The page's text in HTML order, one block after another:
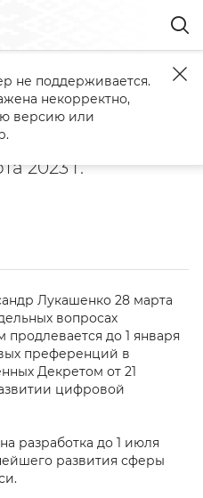
вопросах налогообложения
2023 г.
Лукашенко 28 марта
вопросах
до 1 января
преференций в
Декретом от 21
цифровой
разработка до 1 июля
развития сферы
не поддерживается.
некорректно,
версию или